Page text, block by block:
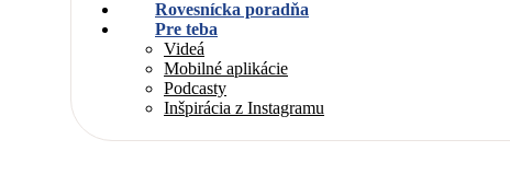
Rovesnícka poradňa
Pre teba
Videá
Mobilné aplikácie
Podcasty
Inšpirácia z Instagramu